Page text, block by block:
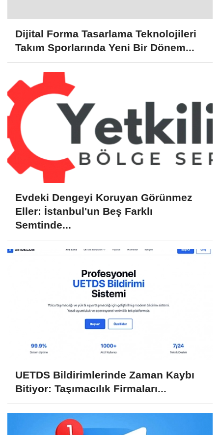
Dijital Forma Tasarlama Teknolojileri
Takım Sporlarında Yeni Bir Dönem...
Evdeki Dengeyi Koruyan Görünmez
Eller: İstanbul'un Beş Farklı
Semtinde...
UETDS Bildirimlerinde Zaman Kaybı
Bitiyor: Taşımacılık Firmaları...